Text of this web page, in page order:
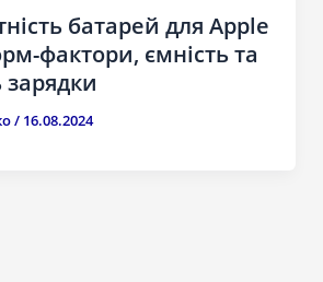
батарей для Apple
фактори, ємність та
/ 16.08.2024